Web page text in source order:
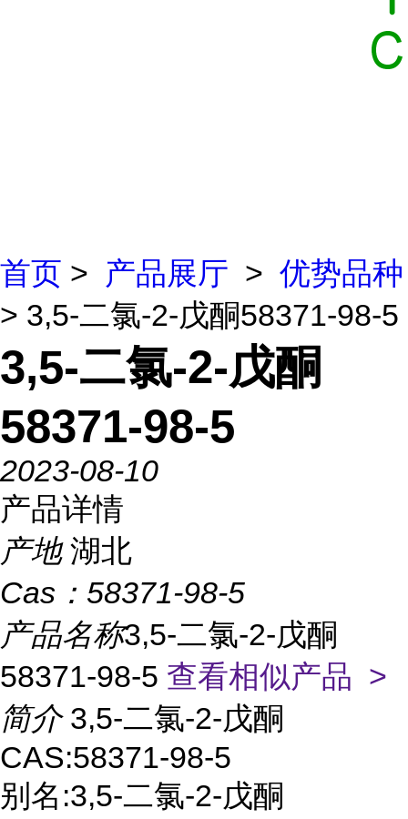
首页 > 产品展厅 > 优势品种
> 3,5-二氯-2-戊酮58371-98-5
3,5-二氯-2-戊酮
58371-98-5
2023-08-10
产品详情
产地 湖北
Cas： 58371-98-5
产品名称3,5-二氯-2-戊酮
58371-98-5 查看相似产品 >
简介 3,5-二氯-2-戊酮
CAS:58371-98-5
别名:3,5-二氯-2-戊酮